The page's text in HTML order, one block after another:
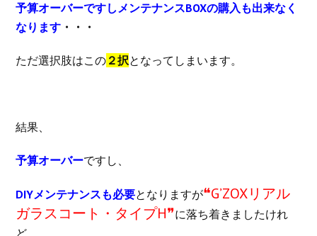
予算オーバーですしメンテナンスBOXの購入も出来なく
なります ・・・
ただ選択肢はこの ２択となってしまいます。
結果、
予算オーバーですし、
DIYメンテナンスも必要となりますが❝G’ZOXリアル
ガラスコート・タイプH❞に落ち着きましたけれ